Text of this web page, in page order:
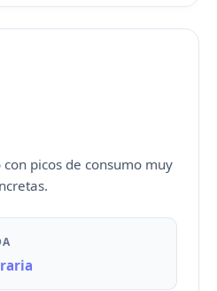
picos de consumo muy